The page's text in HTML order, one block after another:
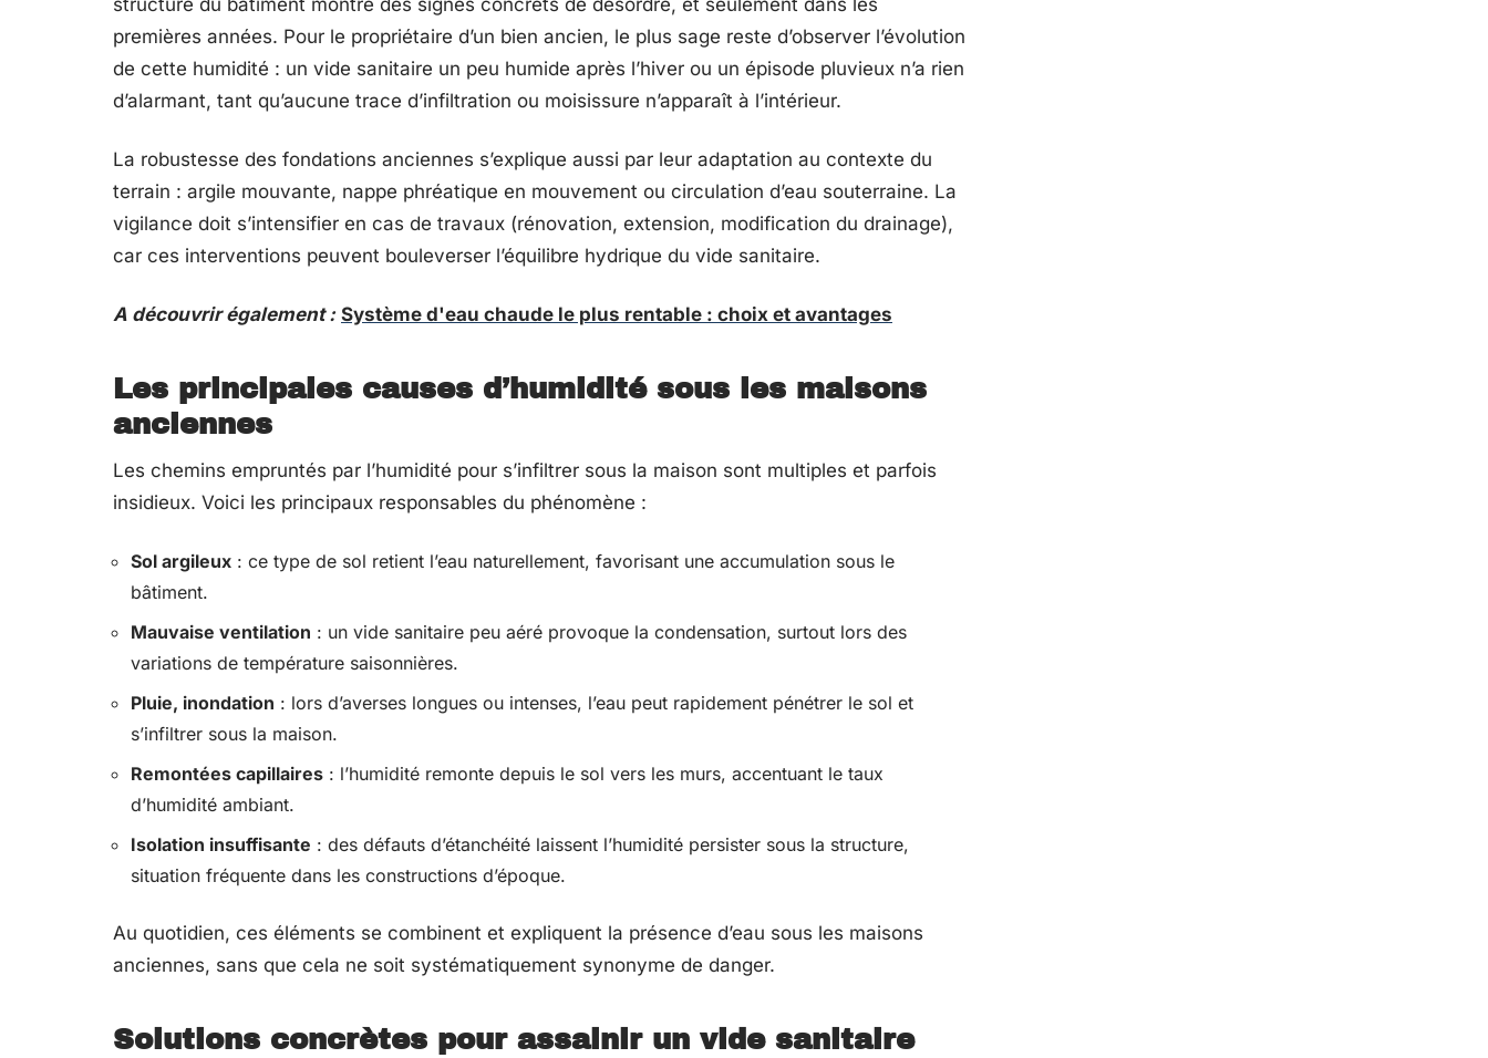
structure du bâtiment montre des signes concrets de désordre, et seulement dans les
premières années. Pour le propriétaire d’un bien ancien, le plus sage reste d’observer l’évolution
de cette humidité : un vide sanitaire un peu humide après l’hiver ou un épisode pluvieux n’a rien
d’alarmant, tant qu’aucune trace d’infiltration ou moisissure n’apparaît à l’intérieur.
La robustesse des fondations anciennes s’explique aussi par leur adaptation au contexte du
terrain : argile mouvante, nappe phréatique en mouvement ou circulation d’eau souterraine. La
vigilance doit s’intensifier en cas de travaux (rénovation, extension, modification du drainage),
car ces interventions peuvent bouleverser l’équilibre hydrique du vide sanitaire.
A découvrir également : Système d'eau chaude le plus rentable : choix et avantages
Les principales causes d’humidité sous les maisons
anciennes
Les chemins empruntés par l’humidité pour s’infiltrer sous la maison sont multiples et parfois
insidieux. Voici les principaux responsables du phénomène :
Sol argileux : ce type de sol retient l’eau naturellement, favorisant une accumulation sous le
bâtiment.
Mauvaise ventilation : un vide sanitaire peu aéré provoque la condensation, surtout lors des
variations de température saisonnières.
Pluie, inondation : lors d’averses longues ou intenses, l’eau peut rapidement pénétrer le sol et
s’infiltrer sous la maison.
Remontées capillaires : l’humidité remonte depuis le sol vers les murs, accentuant le taux
d’humidité ambiant.
Isolation insuffisante : des défauts d’étanchéité laissent l’humidité persister sous la structure,
situation fréquente dans les constructions d’époque.
Au quotidien, ces éléments se combinent et expliquent la présence d’eau sous les maisons
anciennes, sans que cela ne soit systématiquement synonyme de danger.
Solutions concrètes pour assainir un vide sanitaire